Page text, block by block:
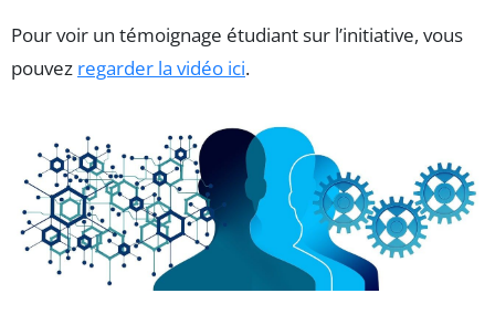
Pour voir un témoignage étudiant sur l’initiative, vous
pouvez regarder la vidéo ici.